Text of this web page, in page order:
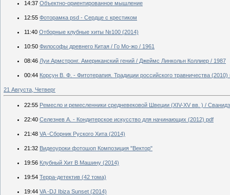
14:37 Объектно-ориентированное мышление
12:55 Фоторамка psd - Сердце с крестиком
11:40 Отборные клубные хиты №100 (2014)
10:50 Философы древнего Китая / Го Мо-жо / 1961
08:46 Луи Армстронг. Американский гений / Джеймс Линкольн Коллиер / 1987
00:44 Корсун В. Ф. - Фитотерапия. Традиции российского травничества (2010)
21 Августа, Четверг
22:55 Ремесло и ремесленники средневековой Швеции (XIV-XV вв. ) /
22:40 Селезнев А. - Кондитерское искусство для начинающих (2012) pdf
21:48 VA -Сборник Руского Хита (2014)
21:32 Видеоуроки фотошоп Композиция "Вектор"
19:56 Клубный Хит В Машину (2014)
19:54 Терра-детектив (42 тома)
19:44 VA -DJ Ibiza Sunset (2014)